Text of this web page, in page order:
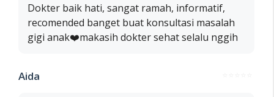
Dokter baik hati, sangat ramah, informatif,
recomended banget buat konsultasi masalah
gigi anak❤️makasih dokter sehat selalu nggih
Aida